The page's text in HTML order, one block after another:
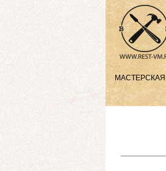
МАСТЕРСКАЯ